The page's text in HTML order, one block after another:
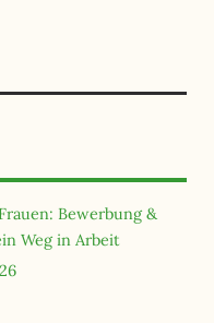
Bewerbung &
Weg in Arbeit